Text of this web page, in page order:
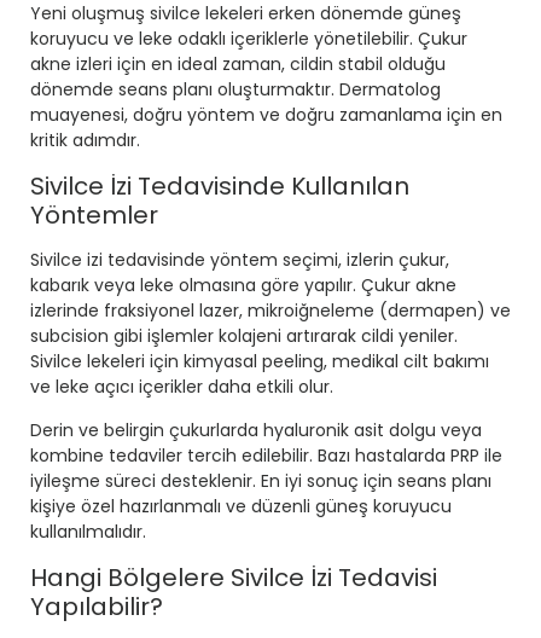
Yeni oluşmuş sivilce lekeleri erken dönemde güneş
koruyucu ve leke odaklı içeriklerle yönetilebilir. Çukur
akne izleri için en ideal zaman, cildin stabil olduğu
dönemde seans planı oluşturmaktır. Dermatolog
muayenesi, doğru yöntem ve doğru zamanlama için en
kritik adımdır.
Sivilce İzi Tedavisinde Kullanılan
Yöntemler
Sivilce izi tedavisinde yöntem seçimi, izlerin çukur,
kabarık veya leke olmasına göre yapılır. Çukur akne
izlerinde fraksiyonel lazer, mikroiğneleme (dermapen) ve
subcision gibi işlemler kolajeni artırarak cildi yeniler.
Sivilce lekeleri için kimyasal peeling, medikal cilt bakımı
ve leke açıcı içerikler daha etkili olur.
Derin ve belirgin çukurlarda hyaluronik asit dolgu veya
kombine tedaviler tercih edilebilir. Bazı hastalarda PRP ile
iyileşme süreci desteklenir. En iyi sonuç için seans planı
kişiye özel hazırlanmalı ve düzenli güneş koruyucu
kullanılmalıdır.
Hangi Bölgelere Sivilce İzi Tedavisi
Yapılabilir?